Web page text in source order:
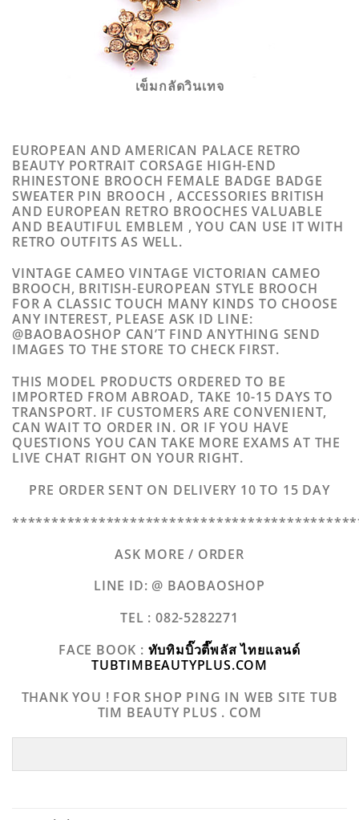
เข็มกลัดวินเทจ
EUROPEAN AND AMERICAN PALACE RETRO
BEAUTY PORTRAIT CORSAGE HIGH-END
RHINESTONE BROOCH FEMALE BADGE BADGE
SWEATER PIN BROOCH , ACCESSORIES BRITISH
AND EUROPEAN RETRO BROOCHES VALUABLE
AND BEAUTIFUL EMBLEM , YOU CAN USE IT WITH
RETRO OUTFITS AS WELL.
VINTAGE CAMEO VINTAGE VICTORIAN CAMEO
BROOCH, BRITISH-EUROPEAN STYLE BROOCH
FOR A CLASSIC TOUCH MANY KINDS TO CHOOSE
ANY INTEREST, PLEASE ASK ID LINE:
@BAOBAOSHOP CAN’T FIND ANYTHING SEND
IMAGES TO THE STORE TO CHECK FIRST.
THIS MODEL PRODUCTS ORDERED TO BE
IMPORTED FROM ABROAD, TAKE 10-15 DAYS TO
TRANSPORT. IF CUSTOMERS ARE CONVENIENT,
CAN WAIT TO ORDER IN. OR IF YOU HAVE
QUESTIONS YOU CAN TAKE MORE EXAMS AT THE
LIVE CHAT RIGHT ON YOUR RIGHT.
PRE ORDER SENT ON DELIVERY 10 TO 15 DAY
ASK MORE / ORDER
LINE ID: @ BAOBAOSHOP
TEL : 082-5282271
FACE BOOK : ทับทิมบิ๊วตี๊พลัส ไทยแลนด์
TUBTIMBEAUTYPLUS.COM
THANK YOU ! FOR SHOP PING IN WEB SITE TUB
TIM BEAUTY PLUS . COM